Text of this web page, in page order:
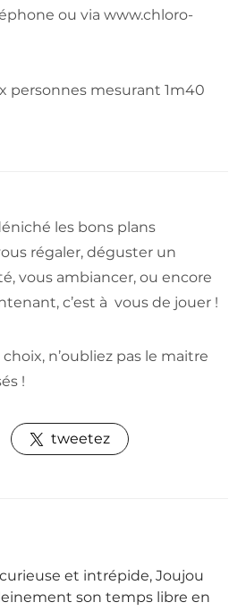
ou via www.chloro-
personnes mesurant 1m40
les bons plans
régaler, déguster un
vous ambiancer, ou encore
c’est à vous de jouer !
n’oubliez pas le maitre
!
tweetez
et intrépide, Joujou
son temps libre en